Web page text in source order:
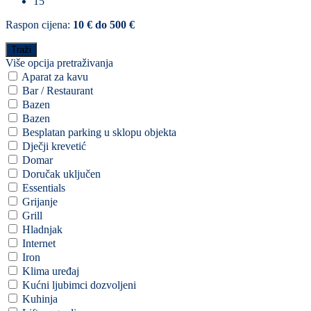
Raspon cijena: 10 € do 500 €
Više opcija pretraživanja
Aparat za kavu
Bar / Restaurant
Bazen
Bazen
Besplatan parking u sklopu objekta
Dječji krevetić
Domar
Doručak uključen
Essentials
Grijanje
Grill
Hladnjak
Internet
Iron
Klima uređaj
Kućni ljubimci dozvoljeni
Kuhinja